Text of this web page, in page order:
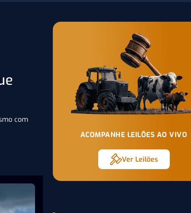
com
ACOMPANHE LEILÕES AO VIVO
Ver Leilões